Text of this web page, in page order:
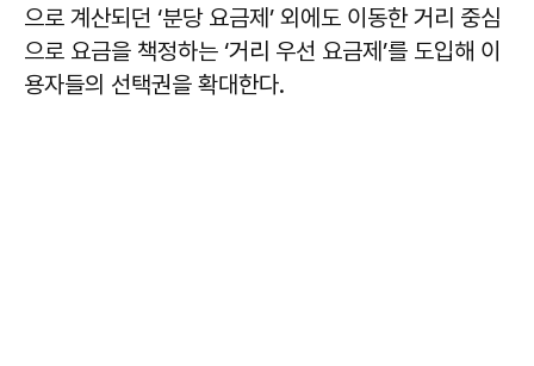
으로 계산되던 ‘분당 요금제’ 외에도 이동한 거리 중심
으로 요금을 책정하는 ‘거리 우선 요금제’를 도입해 이
용자들의 선택권을 확대한다.